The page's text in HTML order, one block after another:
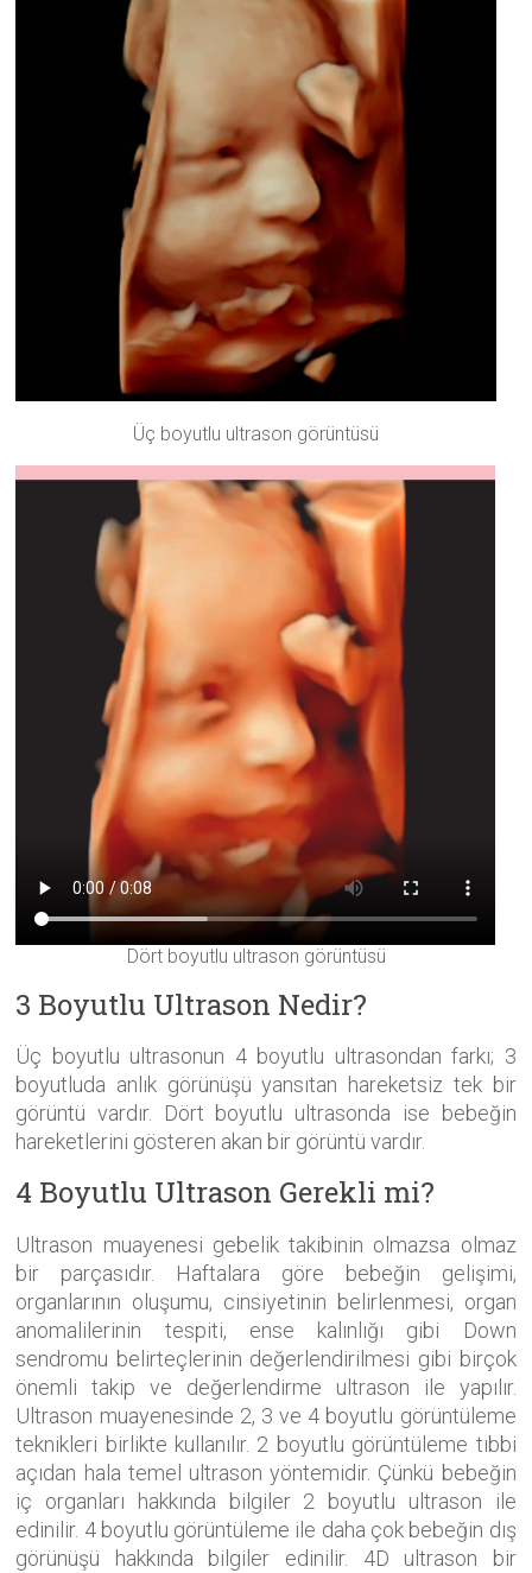
Üç boyutlu ultrason görüntüsü
Dört boyutlu ultrason görüntüsü
3 Boyutlu Ultrason Nedir?
Üç boyutlu ultrasonun 4 boyutlu ultrasondan farkı; 3
boyutluda anlık görünüşü yansıtan hareketsiz tek bir
görüntü vardır. Dört boyutlu ultrasonda ise bebeğin
hareketlerini gösteren akan bir görüntü vardır.
4 Boyutlu Ultrason Gerekli mi?
Ultrason muayenesi gebelik takibinin olmazsa olmaz
bir parçasıdır. Haftalara göre bebeğin gelişimi,
organlarının oluşumu, cinsiyetinin belirlenmesi, organ
anomalilerinin tespiti, ense kalınlığı gibi Down
sendromu belirteçlerinin değerlendirilmesi gibi birçok
önemli takip ve değerlendirme ultrason ile yapılır.
Ultrason muayenesinde 2, 3 ve 4 boyutlu görüntüleme
teknikleri birlikte kullanılır. 2 boyutlu görüntüleme tıbbi
açıdan hala temel ultrason yöntemidir. Çünkü bebeğin
iç organları hakkında bilgiler 2 boyutlu ultrason ile
edinilir. 4 boyutlu görüntüleme ile daha çok bebeğin dış
görünüşü hakkında bilgiler edinilir. 4D ultrason bir